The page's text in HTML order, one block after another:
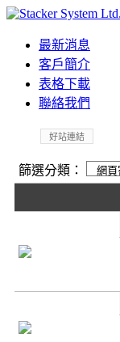
最新消息
客戶簡介
表格下載
聯絡我們
好站連結
篩選分類：